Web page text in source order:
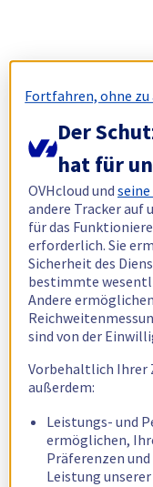
Fortfahren, ohne
Der
hat für
OVHcloud und
andere Tracker auf
für das
erforderlich. Sie
Sicherheit des
bestimmte
Andere
sind von der
Vorbehaltlich Ihrer
außerdem:
Leistungs- und
ermöglichen,
Präferenzen
Leistung